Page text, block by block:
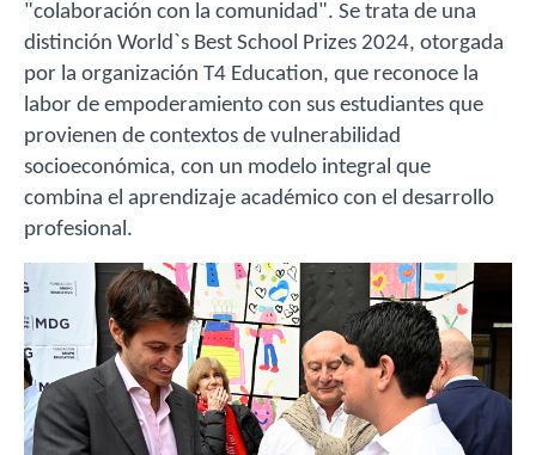
"colaboración con la comunidad". Se trata de una
distinción World`s Best School Prizes 2024, otorgada
por la organización T4 Education, que reconoce la
labor de empoderamiento con sus estudiantes que
provienen de contextos de vulnerabilidad
socioeconómica, con un modelo integral que
combina el aprendizaje académico con el desarrollo
profesional.